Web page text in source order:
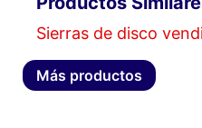
Sierras de disco
Más productos